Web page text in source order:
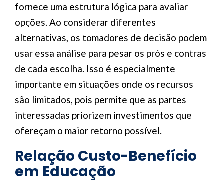
fornece uma estrutura lógica para avaliar
opções. Ao considerar diferentes
alternativas, os tomadores de decisão podem
usar essa análise para pesar os prós e contras
de cada escolha. Isso é especialmente
importante em situações onde os recursos
são limitados, pois permite que as partes
interessadas priorizem investimentos que
ofereçam o maior retorno possível.
Relação Custo-Benefício
em Educação